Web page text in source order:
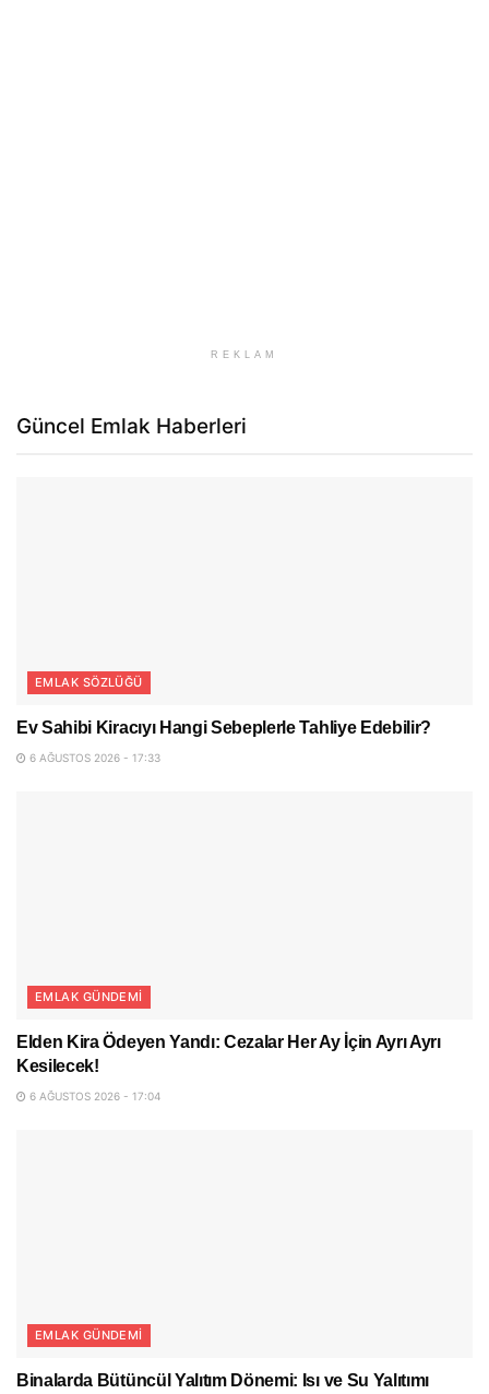
REKLAM
Güncel Emlak Haberleri
EMLAK SÖZLÜĞÜ
Ev Sahibi Kiracıyı Hangi Sebeplerle Tahliye Edebilir?
6 AĞUSTOS 2026 - 17:33
EMLAK GÜNDEMI
Elden Kira Ödeyen Yandı: Cezalar Her Ay İçin Ayrı Ayrı
Kesilecek!
6 AĞUSTOS 2026 - 17:04
EMLAK GÜNDEMI
Binalarda Bütüncül Yalıtım Dönemi: Isı ve Su Yalıtımı